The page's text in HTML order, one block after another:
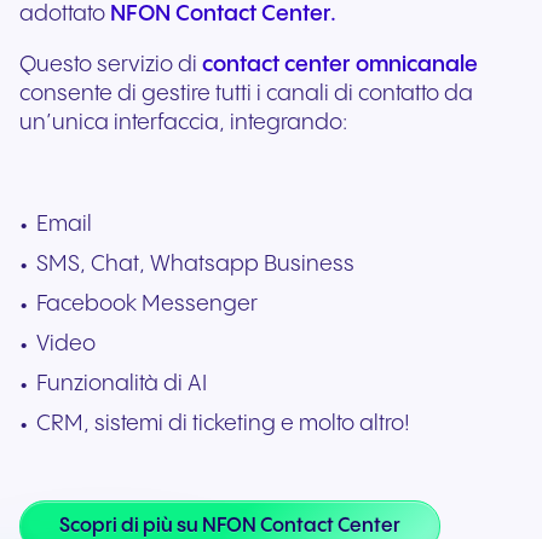
adottato NFON Contact Center.
Questo servizio di contact center omnicanale
consente di gestire tutti i canali di contatto da
un’unica interfaccia, integrando:
Email
SMS, Chat, Whatsapp Business
Facebook Messenger
Video
Funzionalità di AI
CRM, sistemi di ticketing e molto altro!
Scopri di più su NFON Contact Center